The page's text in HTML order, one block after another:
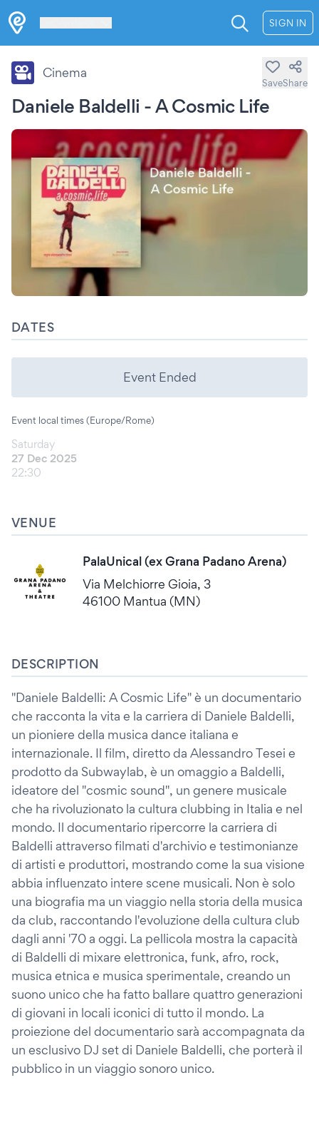
SIGN IN
Daniele Baldelli - A Cosmic Life
Cinema
SaveShare
DATES
Event Ended
Event local times (Europe/Rome)
Saturday
27 Dec 2025
22:30
VENUE
PalaUnical (ex Grana Padano Arena)
Via Melchiorre Gioia, 3
46100 Mantua (MN)
DESCRIPTION
"Daniele Baldelli: A Cosmic Life" è un documentario
che racconta la vita e la carriera di Daniele Baldelli,
un pioniere della musica dance italiana e
internazionale. Il film, diretto da Alessandro Tesei e
prodotto da Subwaylab, è un omaggio a Baldelli,
ideatore del "cosmic sound", un genere musicale
che ha rivoluzionato la cultura clubbing in Italia e nel
mondo. Il documentario ripercorre la carriera di
Baldelli attraverso filmati d'archivio e testimonianze
di artisti e produttori, mostrando come la sua visione
abbia influenzato intere scene musicali. Non è solo
una biografia ma un viaggio nella storia della musica
da club, raccontando l'evoluzione della cultura club
dagli anni '70 a oggi. La pellicola mostra la capacità
di Baldelli di mixare elettronica, funk, afro, rock,
musica etnica e musica sperimentale, creando un
suono unico che ha fatto ballare quattro generazioni
di giovani in locali iconici di tutto il mondo. La
proiezione del documentario sarà accompagnata da
un esclusivo DJ set di Daniele Baldelli, che porterà il
pubblico in un viaggio sonoro unico.